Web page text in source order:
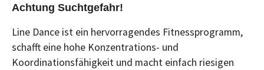
Achtung Suchtgefahr!
Line Dance ist ein hervorragendes Fitnessprogramm,
schafft eine hohe Konzentrations- und
Koordinationsfähigkeit und macht einfach riesigen